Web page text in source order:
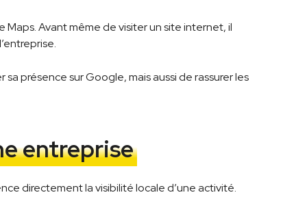
Avant même de visiter un site internet, il
présence sur Google, mais aussi de rassurer les
entreprise
directement la visibilité locale d’une activité.